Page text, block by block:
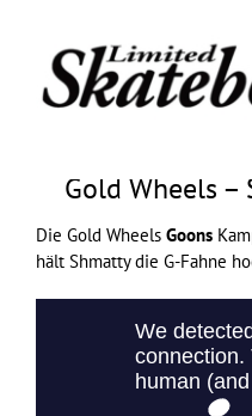
Gold Wheels –
Die Gold Wheels Goons
hält Shmatty die G-Fahne